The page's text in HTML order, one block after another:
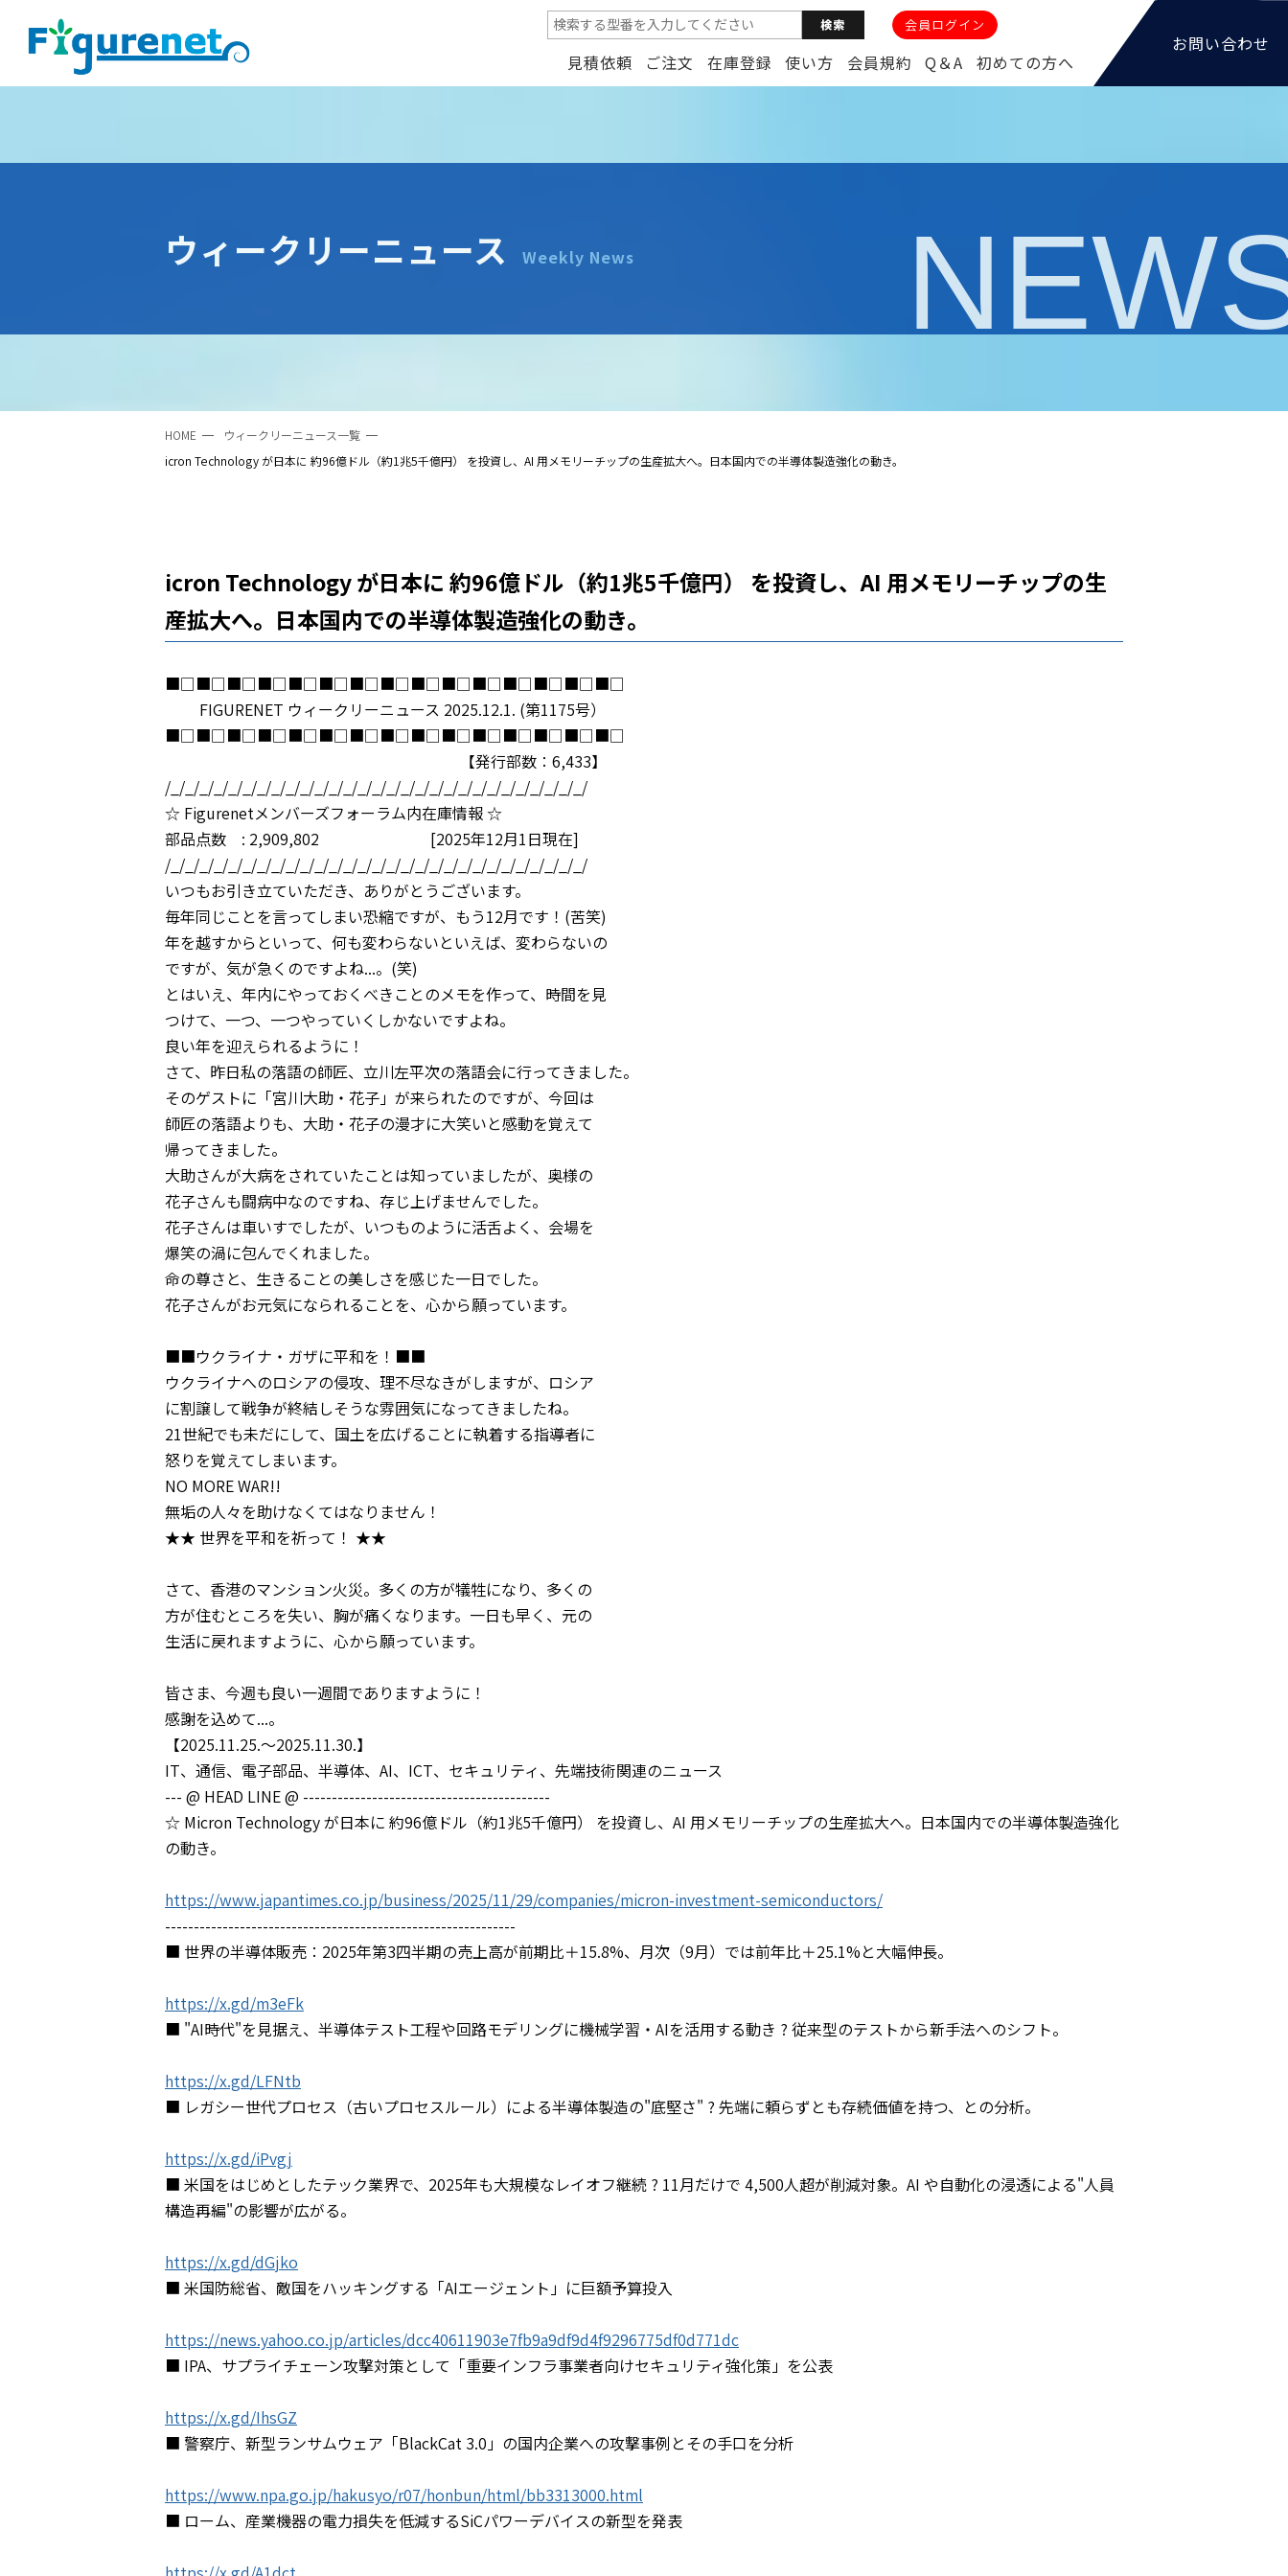
会員ログイン
見積依頼 ご注文 在庫登録 使い方 会員規約 Q＆A 初めての方へ
お問い合わせ
ウィークリーニュース Weekly News
HOME
ウィークリーニュース一覧
icron Technology が日本に 約96億ドル（約1兆5千億円） を投資し、AI 用メモリーチップの生産拡大へ。日本国内での半導体製造強化の動き。
icron Technology が日本に 約96億ドル（約1兆5千億円） を投資し、AI 用メモリーチップの生
産拡大へ。日本国内での半導体製造強化の動き。
■□■□■□■□■□■□■□■□■□■□■□■□■□■□■□
FIGURENET ウィークリーニュース 2025.12.1. (第1175号）
■□■□■□■□■□■□■□■□■□■□■□■□■□■□■□
【発行部数：6,433】
/_/_/_/_/_/_/_/_/_/_/_/_/_/_/_/_/_/_/_/_/_/_/_/_/_/_/_/_/_/
☆ Figurenetメンバーズフォーラム内在庫情報 ☆
部品点数 : 2,909,802 [2025年12月1日現在]
/_/_/_/_/_/_/_/_/_/_/_/_/_/_/_/_/_/_/_/_/_/_/_/_/_/_/_/_/_/
いつもお引き立ていただき、ありがとうございます。
毎年同じことを言ってしまい恐縮ですが、もう12月です！(苦笑)
年を越すからといって、何も変わらないといえば、変わらないの
ですが、気が急くのですよね...。(笑)
とはいえ、年内にやっておくべきことのメモを作って、時間を見
つけて、一つ、一つやっていくしかないですよね。
良い年を迎えられるように！
さて、昨日私の落語の師匠、立川左平次の落語会に行ってきました。
そのゲストに「宮川大助・花子」が来られたのですが、今回は
師匠の落語よりも、大助・花子の漫才に大笑いと感動を覚えて
帰ってきました。
大助さんが大病をされていたことは知っていましたが、奥様の
花子さんも闘病中なのですね、存じ上げませんでした。
花子さんは車いすでしたが、いつものように活舌よく、会場を
爆笑の渦に包んでくれました。
命の尊さと、生きることの美しさを感じた一日でした。
花子さんがお元気になられることを、心から願っています。
■■ウクライナ・ガザに平和を！■■
ウクライナへのロシアの侵攻、理不尽なきがしますが、ロシア
に割譲して戦争が終結しそうな雰囲気になってきましたね。
21世紀でも未だにして、国土を広げることに執着する指導者に
怒りを覚えてしまいます。
NO MORE WAR!!
無垢の人々を助けなくてはなりません！
★★ 世界を平和を祈って！ ★★
さて、香港のマンション火災。多くの方が犠牲になり、多くの
方が住むところを失い、胸が痛くなります。一日も早く、元の
生活に戻れますように、心から願っています。
皆さま、今週も良い一週間でありますように！
感謝を込めて...。
【2025.11.25.～2025.11.30.】
IT、通信、電子部品、半導体、AI、ICT、セキュリティ、先端技術関連のニュース
--- @ HEAD LINE @ -------------------------------------------
☆ Micron Technology が日本に 約96億ドル（約1兆5千億円） を投資し、AI 用メモリーチップの生産拡大へ。日本国内での半導体製造強化
の動き。
https://www.japantimes.co.jp/business/2025/11/29/companies/micron-investment-semiconductors/
-------------------------------------------------------------
■ 世界の半導体販売：2025年第3四半期の売上高が前期比＋15.8%、月次（9月）では前年比＋25.1%と大幅伸長。
https://x.gd/m3eFk
■ "AI時代"を見据え、半導体テスト工程や回路モデリングに機械学習・AIを活用する動き ? 従来型のテストから新手法へのシフト。
https://x.gd/LFNtb
■ レガシー世代プロセス（古いプロセスルール）による半導体製造の"底堅さ" ? 先端に頼らずとも存続価値を持つ、との分析。
https://x.gd/iPvgj
■ 米国をはじめとしたテック業界で、2025年も大規模なレイオフ継続 ? 11月だけで 4,500人超が削減対象。AI や自動化の浸透による"人員
構造再編"の影響が広がる。
https://x.gd/dGjko
■ 米国防総省、敵国をハッキングする「AIエージェント」に巨額予算投入
https://news.yahoo.co.jp/articles/dcc40611903e7fb9a9df9d4f9296775df0d771dc
■ IPA、サプライチェーン攻撃対策として「重要インフラ事業者向けセキュリティ強化策」を公表
https://x.gd/IhsGZ
■ 警察庁、新型ランサムウェア「BlackCat 3.0」の国内企業への攻撃事例とその手口を分析
https://www.npa.go.jp/hakusyo/r07/honbun/html/bb3313000.html
■ ローム、産業機器の電力損失を低減するSiCパワーデバイスの新型を発表